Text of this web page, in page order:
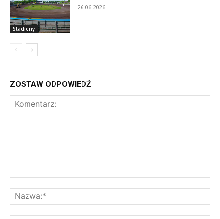
Stadiony
26-06-2026
ZOSTAW ODPOWIEDŹ